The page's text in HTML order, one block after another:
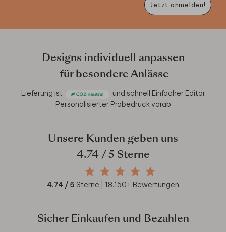
Jetzt anmelden!
Designs individuell anpassen
für besondere Anlässe
Lieferung ist und schnell Einfacher Editor
Personalisierter Probedruck vorab
Unsere Kunden geben uns
4.74/ 5 Sterne
4.74 / 5 Sterne | 18.150+ Bewertungen
Sicher Einkaufen und Bezahlen